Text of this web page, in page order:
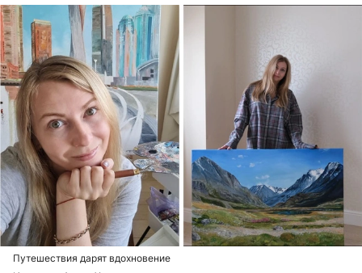
Путешествия дарят вдохновение